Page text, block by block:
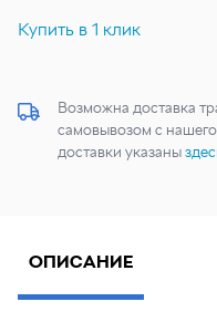
Купить в 1 клик
Возможна доставка
самовывозом с
доставки указаны
ОПИСАНИЕ